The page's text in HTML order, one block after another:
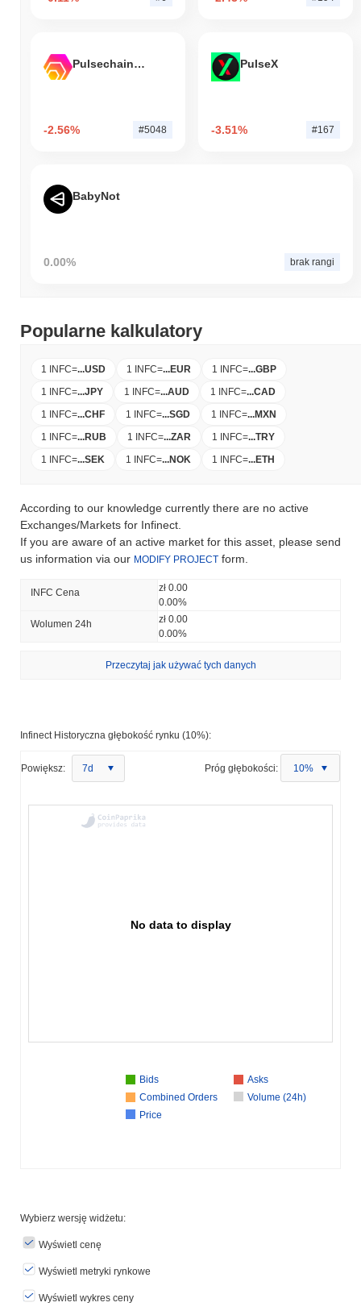
Pulsechain Bridged HEX (Pulsechain)
-2.56% #5048
PulseX
-3.51% #167
BabyNot
0.00% brak rangi
Popularne kalkulatory
1 INFC=...USD 1 INFC=...EUR 1 INFC=...GBP
1 INFC=...JPY 1 INFC=...AUD 1 INFC=...CAD
1 INFC=...CHF 1 INFC=...SGD 1 INFC=...MXN
1 INFC=...RUB 1 INFC=...ZAR 1 INFC=...TRY
1 INFC=...SEK 1 INFC=...NOK 1 INFC=...ETH
According to our knowledge currently there are no active
Exchanges/Markets for Infinect.
If you are aware of an active market for this asset, please send
us information via our MODIFY PROJECT form.
INFC Cena
zł 0.00
0.00%
Wolumen 24h
zł 0.00
0.00%
Przeczytaj jak używać tych danych
Infinect Historyczna głębokość rynku (10%):
Powiększ: 7d Próg głębokości: 10%
No data to display
Bids
Asks
Combined Orders
Volume (24h)
Price
Wybierz wersję widżetu:
Wyświetl cenę
Wyświetl metryki rynkowe
Wyświetl wykres ceny